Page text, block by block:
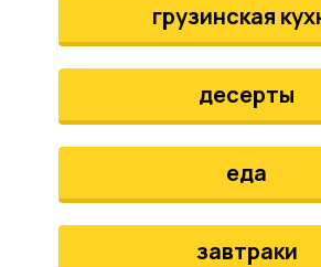
грузинская
десерты
еда
завтраки